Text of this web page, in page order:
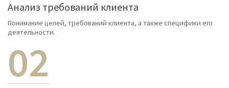
Анализ требований клиента
Понимание целей, требований клиента, а также специфики его
деятельности.
02